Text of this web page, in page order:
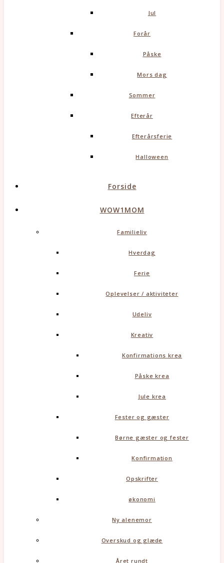
Jul
Forår
Påske
Mors dag
Sommer
Efterår
Efterårsferie
Halloween
Forside
WOW1MOM
Familieliv
Hverdag
Ferie
Oplevelser / aktiviteter
Udeliv
Kreativ
Konfirmations krea
Påske krea
Jule krea
Fester og gæster
Børne gæster og fester
Konfirmation
Opskrifter
økonomi
Ny alenemor
Overskud og glæde
Året rundt